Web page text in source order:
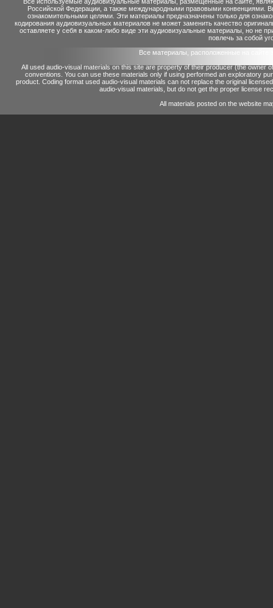
Российской Федерации, а также международными правовыми конвенциями.
ознакомительными целями. Эти материалы предназначены только для
кодирования аудиовизуальных материалов не может заменить качество
оставляете у себя в каком-либо виде эти аудиовизуальные материалы, но не
повлечь за собой
Все материалы, расположенные на сайте
All used audio-visual materials on this site are property of their producer (the owner
conventions. You can use these materials only if using performed an exploratory
product. Coding format used audio-visual materials can not replace the original
audio-visual materials, but do not get the proper license
All materials posted on the website